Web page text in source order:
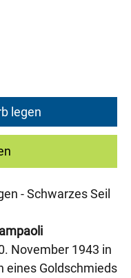
legen
- Schwarzes Seil
November 1943 in
eines Goldschmieds